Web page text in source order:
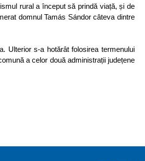
rural a început să prindă viață, și de
domnul Tamás Sándor câteva dintre
Ulterior s-a hotărât folosirea termenului
a celor două administrații județene